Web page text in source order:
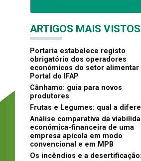
ARTIGOS MAIS VISTOS
Portaria estabelece registo
obrigatório dos operadores
económicos do setor alimentar
Portal do IFAP
Cânhamo: guia para novos
produtores
Frutas e Legumes: qual a
Análise comparativa da
económica-financeira de uma
empresa apícola em modo
convencional e em MPB
Os incêndios e a desertificação: